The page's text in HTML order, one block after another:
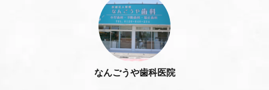
なんごうや歯科医院